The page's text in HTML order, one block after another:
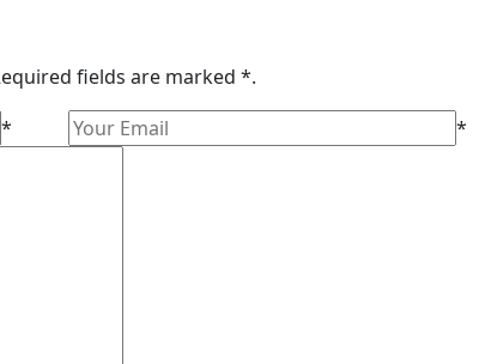
fields are marked *.
*
*